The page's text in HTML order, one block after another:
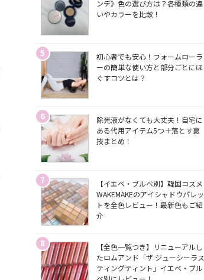
ンデ》色の選び方は？各種類の違
いやカラーを比較！
5
初心者でも安心！フォームローラ
ーの簡単な使い方と部分ごとにほ
ぐすコツとは？
6
除光液がなくても大丈夫！自宅に
ある代用アイテム5つ＋落とす裏
技まとめ！
7
【イエベ・ブルベ別】韓国コスメ
WAKEMAKEのアイシャドウパレッ
トを全色レビュー！最新色もご紹
介
8
【全色一覧つき】リニューアルし
たロムアンド「ザ ジューシーラス
ティングティント」イエベ・ブル